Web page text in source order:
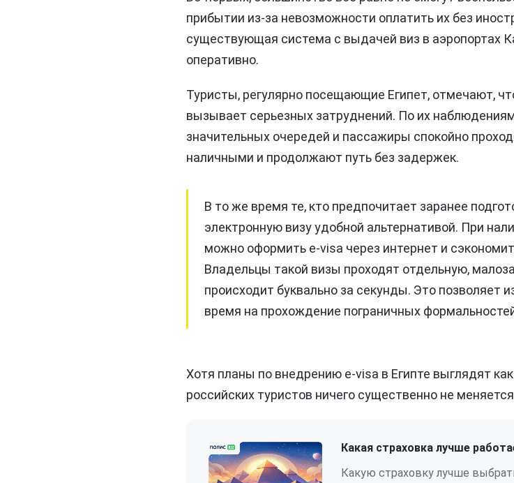
прибытии из-за невозможности оплатить их без
существующая система с выдачей виз в аэропортах
оперативно.
Туристы, регулярно посещающие Египет, отмечают,
вызывает серьезных затруднений. По их
значительных очередей и пассажиры спокойно
наличными и продолжают путь без задержек.
В то же время те, кто предпочитает заранее
электронную визу удобной альтернативой. При
можно оформить e-visa через интернет и
Владельцы такой визы проходят отдельную,
происходит буквально за секунды. Это позволяет
время на прохождение пограничных
Хотя планы по внедрению e-visa в Египте выглядят
российских туристов ничего существенно не
Какая страховка лучше
Какую страховку лучше